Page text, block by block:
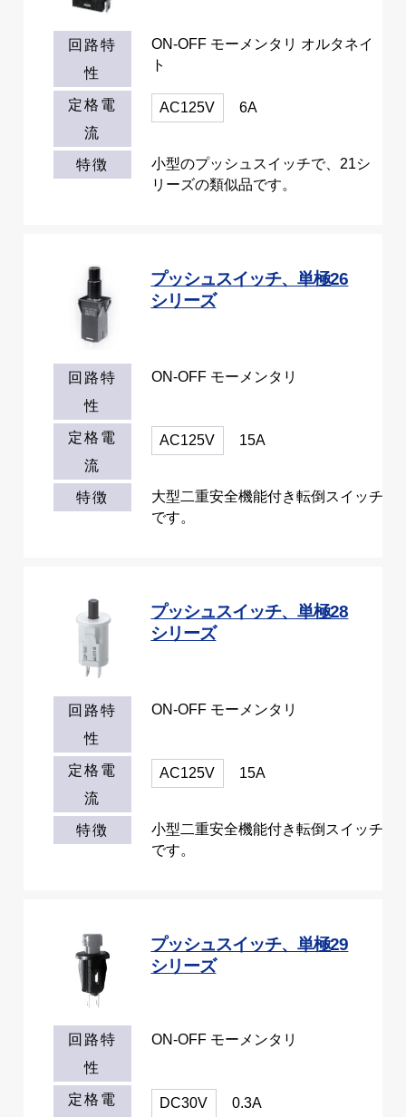
回路特
性
ON-OFF モーメンタリ オルタネイ
ト
定格電
流
AC125V 6A
特徴
小型のプッシュスイッチで、21シ
リーズの類似品です。
プッシュスイッチ、単極26
シリーズ
回路特
性
ON-OFF モーメンタリ
定格電
流
AC125V 15A
特徴
大型二重安全機能付き転倒スイッチ
です。
プッシュスイッチ、単極28
シリーズ
回路特
性
ON-OFF モーメンタリ
定格電
流
AC125V 15A
特徴
小型二重安全機能付き転倒スイッチ
です。
プッシュスイッチ、単極29
シリーズ
回路特
性
ON-OFF モーメンタリ
定格電 DC30V 0.3A